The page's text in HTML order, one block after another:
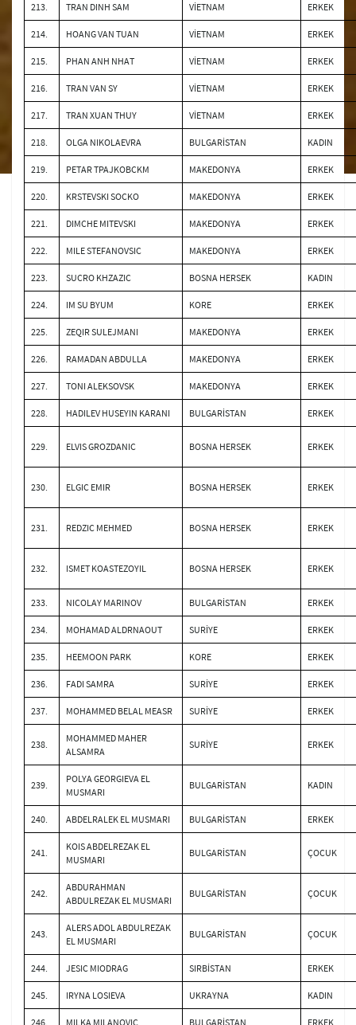
213. TRAN DINH SAM VİETNAM ERKEK
214. HOANG VAN TUAN VİETNAM ERKEK
215. PHAN ANH NHAT VİETNAM ERKEK
216. TRAN VAN SY VİETNAM ERKEK
217. TRAN XUAN THUY VİETNAM ERKEK
218. OLGA NIKOLAEVRA BULGARİSTAN KADIN
219. PETAR TPAJKOBCKM MAKEDONYA ERKEK
220. KRSTEVSKI SOCKO MAKEDONYA ERKEK
221. DIMCHE MITEVSKI MAKEDONYA ERKEK
222. MILE STEFANOVSIC MAKEDONYA ERKEK
223. SUCRO KHZAZIC BOSNA HERSEK KADIN
224. IM SU BYUM KORE ERKEK
225. ZEQIR SULEJMANI MAKEDONYA ERKEK
226. RAMADAN ABDULLA MAKEDONYA ERKEK
227. TONI ALEKSOVSK MAKEDONYA ERKEK
228. HADILEV HUSEYIN KARANI BULGARİSTAN ERKEK
229. ELVIS GROZDANIC BOSNA HERSEK ERKEK
230. ELGIC EMIR BOSNA HERSEK ERKEK
231. REDZIC MEHMED BOSNA HERSEK ERKEK
232. ISMET KOASTEZOYIL BOSNA HERSEK ERKEK
233. NICOLAY MARINOV BULGARİSTAN ERKEK
234. MOHAMAD ALDRNAOUT SURİYE ERKEK
235. HEEMOON PARK KORE ERKEK
236. FADI SAMRA SURİYE ERKEK
237. MOHAMMED BELAL MEASR SURİYE ERKEK
238.
MOHAMMED MAHER
ALSAMRA
SURİYE ERKEK
239.
POLYA GEORGIEVA EL
MUSMARI
BULGARİSTAN KADIN
240. ABDELRALEK EL MUSMARI BULGARİSTAN ERKEK
241.
KOIS ABDELREZAK EL
MUSMARI
BULGARİSTAN ÇOCUK
242.
ABDURAHMAN
ABDULREZAK EL MUSMARI
BULGARİSTAN ÇOCUK
243.
ALERS ADOL ABDULREZAK
EL MUSMARI
BULGARİSTAN ÇOCUK
244. JESIC MIODRAG SIRBİSTAN ERKEK
245. IRYNA LOSIEVA UKRAYNA KADIN
246. MILKA MILANOVIC BULGARİSTAN ERKEK